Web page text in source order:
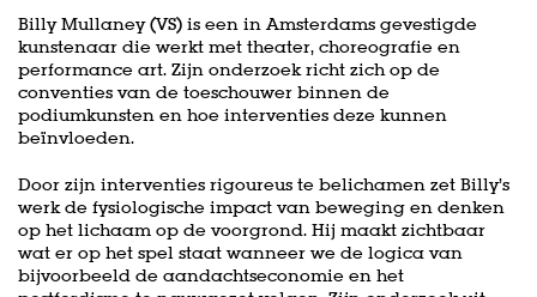
Billy Mullaney (VS) is een in Amsterdams gevestigde
kunstenaar die werkt met theater, choreografie en
performance art. Zijn onderzoek richt zich op de
conventies van de toeschouwer binnen de
podiumkunsten en hoe interventies deze kunnen
beïnvloeden.
Door zijn interventies rigoureus te belichamen zet Billy’s
werk de fysiologische impact van beweging en denken
op het lichaam op de voorgrond. Hij maakt zichtbaar
wat er op het spel staat wanneer we de logica van
bijvoorbeeld de aandachtseconomie en het